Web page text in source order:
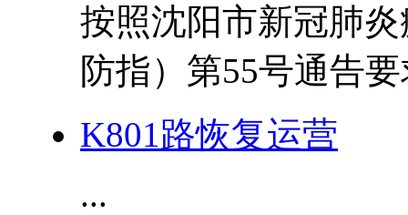
按照沈阳市新冠肺
防指）第55号通告
K801路恢复运营
...